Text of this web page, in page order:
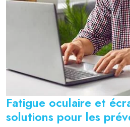
Fatigue oculaire et
solutions pour les